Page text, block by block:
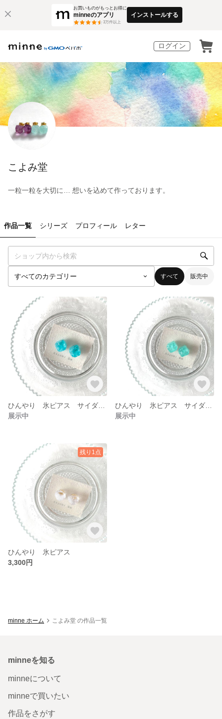
お買いものがもっとお得に
minneのアプリ
3万件以上
インストールする
ログイン
こよみ堂
一粒一粒を大切に… 想いを込めて作っております。
作品一覧 シリーズ プロフィール レター
すべて 販売中
展示中
展示中
残り1点
ひんやり 氷ピアス
3,300円
minne ホーム こよみ堂 の作品一覧
minneを知る
minneについて
minneで買いたい
作品をさがす